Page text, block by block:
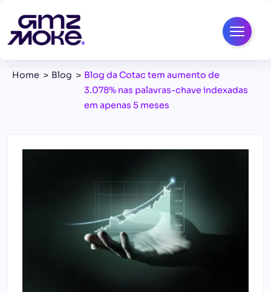
Home Blog
Blog da Cotac tem aumento de
3.078% nas palavras-chave indexadas
em apenas 5 meses